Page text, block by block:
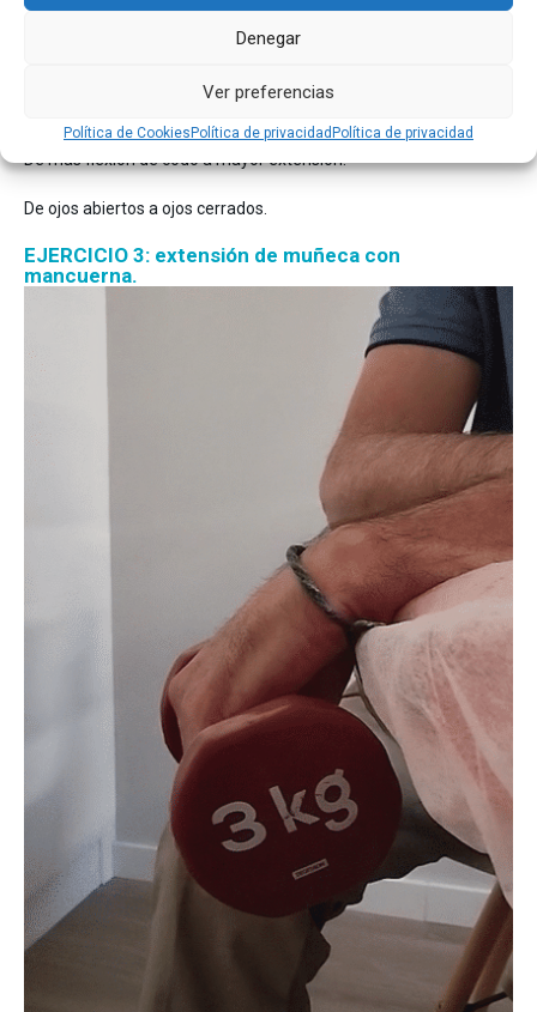
Denegar
Ver preferencias
Política de Cookies Política de privacidad Política de privacidad
Aumento gradual de la resistencia de la goma.
primeras sesiones NO PASAR DE RANGO NEUTRO (0º de
De más flexión de codo a mayor extensión.
De ojos abiertos a ojos cerrados.
EJERCICIO 3: extensión de muñeca con
mancuerna.